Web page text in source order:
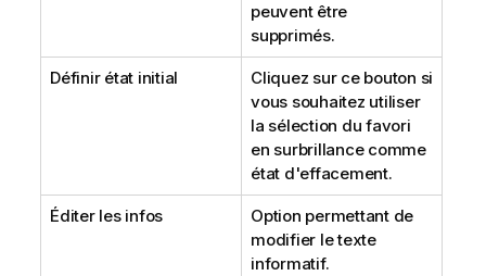
peuvent être
supprimés.
Définir état initial
Cliquez sur ce bouton si
vous souhaitez utiliser
la sélection du favori
en surbrillance comme
état d'effacement.
Éditer les infos
Option permettant de
modifier le texte
informatif.